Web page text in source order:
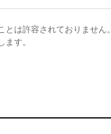
とは許容されておりません
す。